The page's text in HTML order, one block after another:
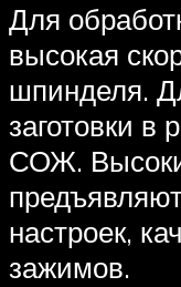
Для
высокая
шпинделя.
заготовки в
СОЖ.
настроек,
зажимов.